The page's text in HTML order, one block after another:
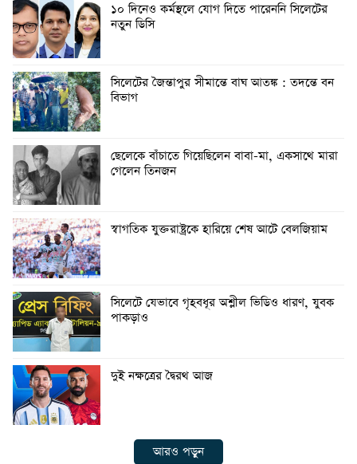
১০ দিনেও কর্মস্থলে যোগ দিতে পারেননি সিলেটের
নতুন ডিসি
সিলেটের জৈন্তাপুর সীমান্তে বাঘ আতঙ্ক : তদন্তে বন
বিভাগ
ছেলেকে বাঁচাতে গিয়েছিলেন বাবা-মা, একসাথে মারা
গেলেন তিনজন
স্বাগতিক যুক্তরাষ্ট্রকে হারিয়ে শেষ আটে বেলজিয়াম
সিলেটে যেভাবে গৃহবধূর অশ্লীল ভিডিও ধারণ, যুবক
পাকড়াও
দুই নক্ষত্রের দ্বৈরথ আজ
আরও পড়ুন